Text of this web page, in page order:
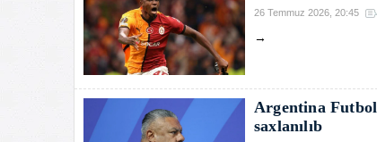
26 Temmuz 2026, 20:45
→
Argentina Futbol
saxlanılıb